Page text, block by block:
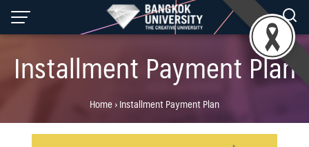
Skip
Installment Payment Plan
Home›Installment Payment Plan